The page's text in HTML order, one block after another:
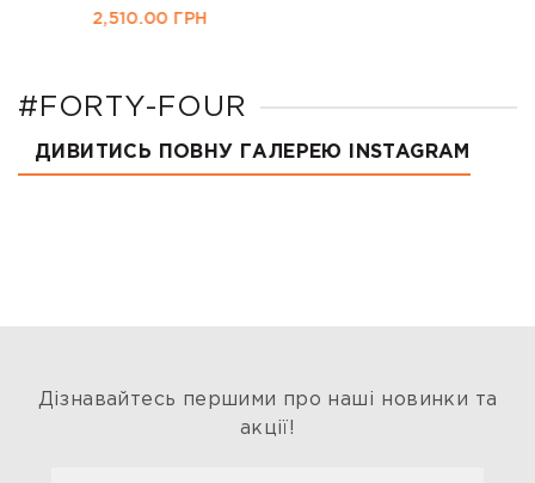
2,510.00ГРН
#FORTY-FOUR
ДИВИТИСЬ ПОВНУ ГАЛЕРЕЮ INSTAGRAM
Дізнавайтесь першими про наші новинки та
акції!